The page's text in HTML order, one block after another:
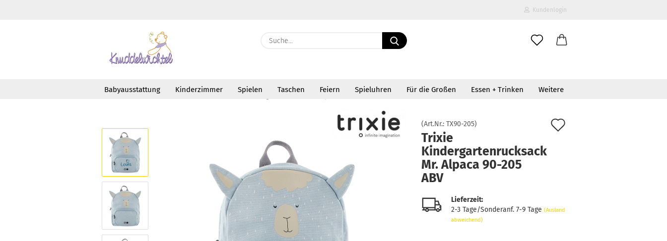
Kundenlogin
Passwort
Konto erstellen
Passwort vergessen?
Suche...
Babyausstattung Kinderzimmer Spielen Taschen Feiern Spieluhren Für die Großen Essen + Trinken Weitere
(Art.Nr.: TX90-205)
Trixie
Kindergartenrucksack
Mr. Alpaca 90-205
ABV
Lieferzeit:
2-3 Tage/Sonderanf. 7-9 Tage (Ausland
abweichend)